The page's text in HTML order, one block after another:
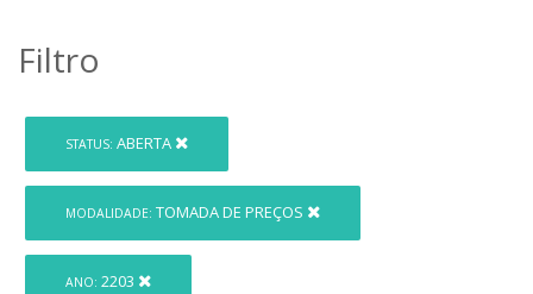
Filtro
STATUS: ABERTA
MODALIDADE: TOMADA DE PREÇOS
ANO: 2203